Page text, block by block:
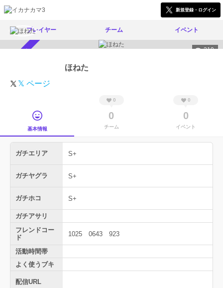
新規登録・ログイン
プレイヤー チーム イベント
319
ほねた
𝕏 ページ
基本情報
0
0
チーム
0
0
イベント
ガチエリア S+
ガチヤグラ S+
ガチホコ S+
ガチアサリ
フレンドコー
ド
1025 0643 923
活動時間帯
よく使うブキ
配信URL